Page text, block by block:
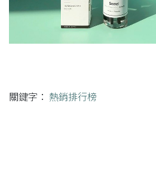
關鍵字： 熱銷排行榜